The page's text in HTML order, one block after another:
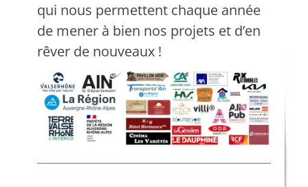
qui nous permettent chaque année
de mener à bien nos projets et d’en
rêver de nouveaux !